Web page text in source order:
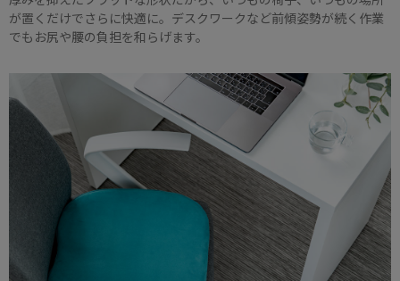
が置くだけでさらに快適に。デスクワークなど前傾姿勢が続く作業
でもお尻や腰の負担を和らげます。